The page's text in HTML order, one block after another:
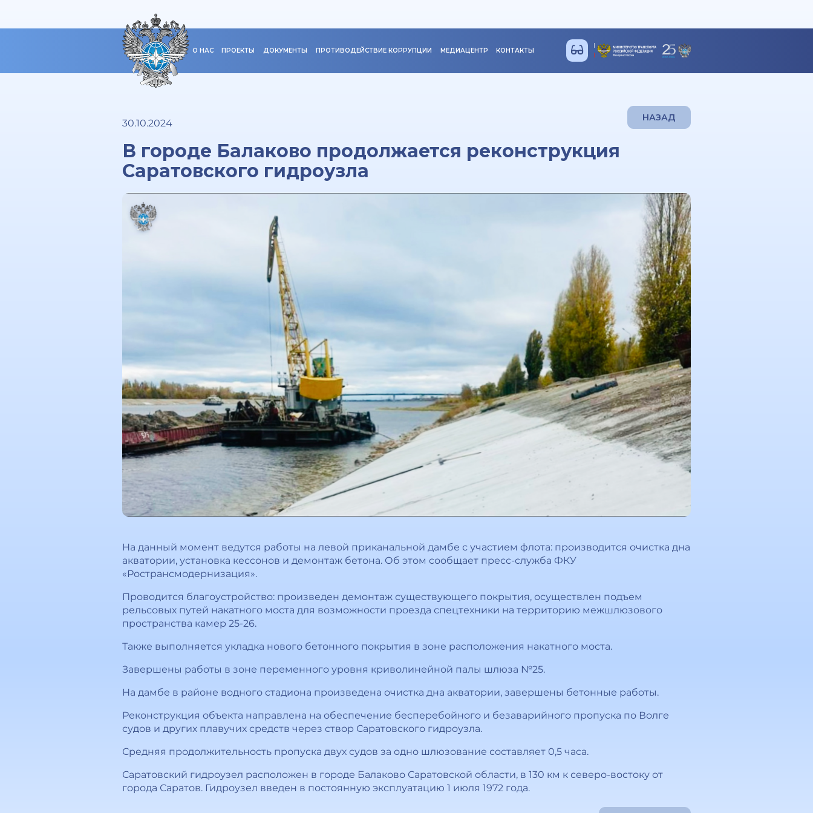
О НАС ПРОЕКТЫ ДОКУМЕНТЫ ПРОТИВОДЕЙСТВИЕ КОРРУПЦИИ МЕДИАЦЕНТР КОНТАКТЫ
30.10.2024 НАЗАД
В городе Балаково продолжается реконструкция
Саратовского гидроузла
На данный момент ведутся работы на левой приканальной дамбе с участием флота: производится очистка дна
акватории, установка кессонов и демонтаж бетона. Об этом сообщает пресс-служба ФКУ
«Ространсмодернизация».
Проводится благоустройство: произведен демонтаж существующего покрытия, осуществлен подъем
рельсовых путей накатного моста для возможности проезда спецтехники на территорию межшлюзового
пространства камер 25-26.
Также выполняется укладка нового бетонного покрытия в зоне расположения накатного моста.
Завершены работы в зоне переменного уровня криволинейной палы шлюза №25.
На дамбе в районе водного стадиона произведена очистка дна акватории, завершены бетонные работы.
Реконструкция объекта направлена на обеспечение бесперебойного и безаварийного пропуска по Волге
судов и других плавучих средств через створ Саратовского гидроузла.
Средняя продолжительность пропуска двух судов за одно шлюзование составляет 0,5 часа.
Саратовский гидроузел расположен в городе Балаково Саратовской области, в 130 км к северо-востоку от
города Саратов. Гидроузел введен в постоянную эксплуатацию 1 июля 1972 года.